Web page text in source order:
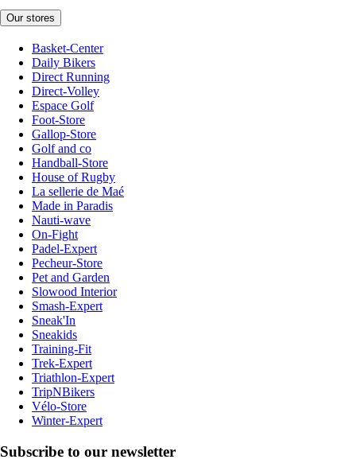
Our stores
Basket-Center
Daily Bikers
Direct Running
Direct-Volley
Espace Golf
Foot-Store
Gallop-Store
Golf and co
Handball-Store
House of Rugby
La sellerie de Maé
Made in Paradis
Nauti-wave
On-Fight
Padel-Expert
Pecheur-Store
Pet and Garden
Slowood Interior
Smash-Expert
Sneak'In
Sneakids
Training-Fit
Trek-Expert
Triathlon-Expert
TripNBikers
Vélo-Store
Winter-Expert
Subscribe to our newsletter